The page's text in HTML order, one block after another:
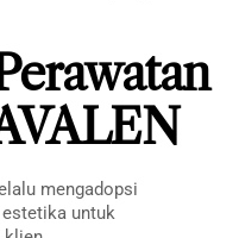
mengadopsi
untuk